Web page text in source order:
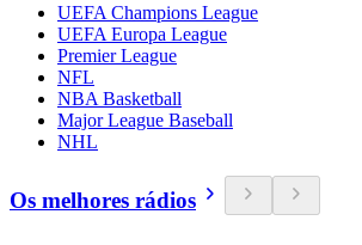
UEFA Champions League
UEFA Europa League
Premier League
NFL
NBA Basketball
Major League Baseball
NHL
Os melhores rádios